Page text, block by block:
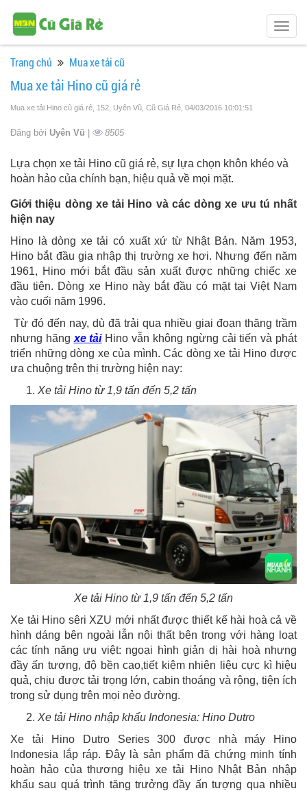
Trang chủ Mua xe tải cũ
Mua xe tải Hino cũ giá rẻ
Mua xe tải Hino cũ giá rẻ, 152, Uyên Vũ, Cũ Giá Rẻ , 04/03/2016 10:01:51
Đăng bởi Uyên Vũ | 8505
Lựa chọn xe tải Hino cũ giá rẻ, sự lựa chọn khôn khéo và
hoàn hảo của chính bạn, hiệu quả về mọi mặt.
Giới thiệu dòng xe tải Hino và các dòng xe ưu tú nhất
hiện nay
Hino là dòng xe tải có xuất xứ từ Nhật Bản. Năm 1953,
Hino bắt đầu gia nhập thị trường xe hơi. Nhưng đến năm
1961, Hino mới bắt đầu sản xuất được những chiếc xe
đầu tiên. Dòng xe Hino này bắt đầu có mặt tại Việt Nam
vào cuối năm 1996.
Từ đó đến nay, dù đã trải qua nhiều giai đoạn thăng trầm
nhưng hãng xe tảiHino vẫn không ngừng cải tiến và phát
triển những dòng xe của mình. Các dòng xe tải Hino được
ưa chuộng trên thị trường hiện nay:
Xe tải Hino từ 1,9 tấn đến 5,2 tấn
Xe tải Hino từ 1,9 tấn đến 5,2 tấn
Xe tải Hino sêri XZU mới nhất được thiết kế hài hoà cả về
hình dáng bên ngoài lẫn nội thất bên trong với hàng loạt
các tính năng ưu việt: ngoại hình giản dị hài hoà nhưng
đầy ấn tượng, độ bền cao,tiết kiệm nhiên liệu cực kì hiệu
quả, chịu được tải trọng lớn, cabin thoáng và rộng, tiện ích
trong sử dụng trên mọi nẻo đường.
Xe tải Hino nhập khẩu Indonesia: Hino Dutro
Xe tải Hino Dutro Series 300 được nhà máy Hino
Indonesia lắp ráp. Đây là sản phẩm đã chứng minh tính
hoàn hảo của thương hiệu xe tải Hino Nhật Bản nhập
khẩu sau quá trình tăng trưởng đầy ấn tượng qua nhiều